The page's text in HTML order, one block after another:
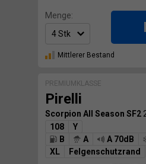
Menge:
Mittlerer Bestand
PREMIUMKLASSE
Pirelli
Scorpion All Season SF2
108
Y
B
A
A 70dB
XL
Felgenschutzrand